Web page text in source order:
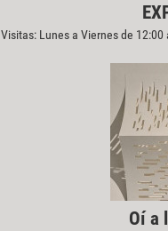
Visitas: Lunes a Viernes de 12:00
Oí a